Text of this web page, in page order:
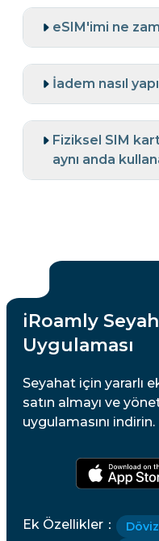
eSIM'imi ne
İadem nasıl
Fiziksel SIM
aynı anda
iRoamly
Uygulaması
Seyahat için yararlı
satın almayı ve
uygulamasını indirin.
Ek Özellikler ：